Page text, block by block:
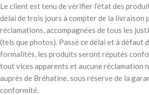
Le client est tenu de vérifier l’état des
délai de trois jours à compter de la livraison
réclamations, accompagnées de tous les
(tels que photos). Passé ce délai et à défaut
formalités, les produits seront réputés
tout vices apparents et aucune réclamation
auprès de Bréhatine, sous réserve de la
conformité.